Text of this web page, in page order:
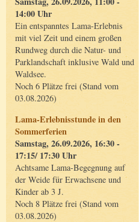
14:00 Uhr
Ein entspanntes Lama-Erlebnis
mit viel Zeit und einem großen
Rundweg durch die Natur- und
Parklandschaft inklusive Wald und
Waldsee.
Noch 6 Plätze frei (Stand vom
03.08.2026)
Lama-Erlebnisstunde in den
Sommerferien
Samstag, 26.09.2026, 16:30 -
17:15/ 17:30 Uhr
Achtsame Lama-Begegnung auf
der Weide für Erwachsene und
Kinder ab 3 J.
Noch 8 Plätze frei (Stand vom
03.08.2026)